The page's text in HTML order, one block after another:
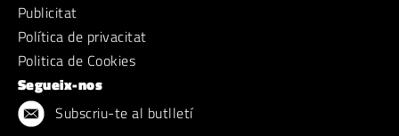
Publicitat
Política de privacitat
Politica de Cookies
Segueix-nos
Subscriu-te al butlletí